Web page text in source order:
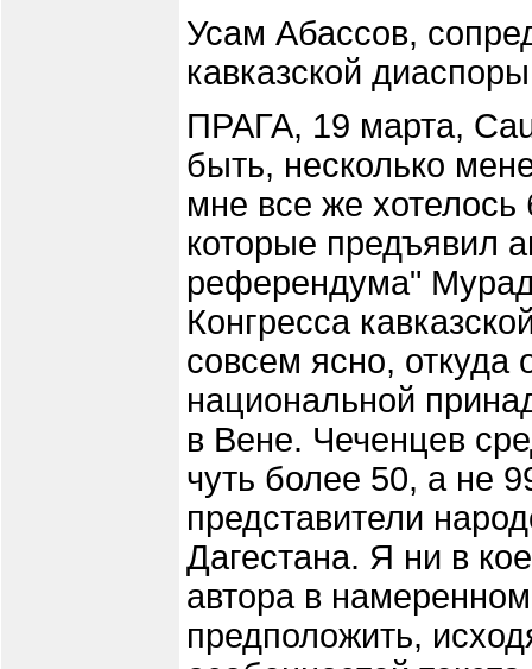
Усам Абассов,
кавказской
ПРАГА, 19 марта,
быть, несколько
мне все же хотелось
которые предъявил
референдума"
Конгресса
совсем ясно, откуда
национальной
в Вене. Чеченцев
чуть более 50, а не
представители
Дагестана. Я ни в
автора в
предположить,